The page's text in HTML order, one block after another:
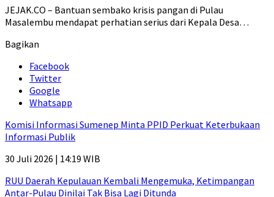
JEJAK.CO – Bantuan sembako krisis pangan di Pulau
Masalembu mendapat perhatian serius dari Kepala Desa…
Bagikan
Facebook
Twitter
Google
Whatsapp
Komisi Informasi Sumenep Minta PPID Perkuat Keterbukaan
Informasi Publik
30 Juli 2026 | 14:19 WIB
RUU Daerah Kepulauan Kembali Mengemuka, Ketimpangan
Antar-Pulau Dinilai Tak Bisa Lagi Ditunda